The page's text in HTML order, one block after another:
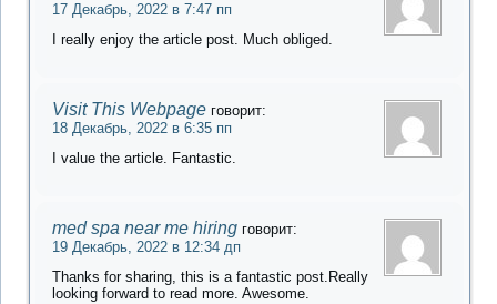
17 Декабрь, 2022 в 7:47 пп
I really enjoy the article post. Much obliged.
Visit This Webpage говорит:
18 Декабрь, 2022 в 6:35 пп
I value the article. Fantastic.
med spa near me hiring говорит:
19 Декабрь, 2022 в 12:34 дп
Thanks for sharing, this is a fantastic post.Really
looking forward to read more. Awesome.